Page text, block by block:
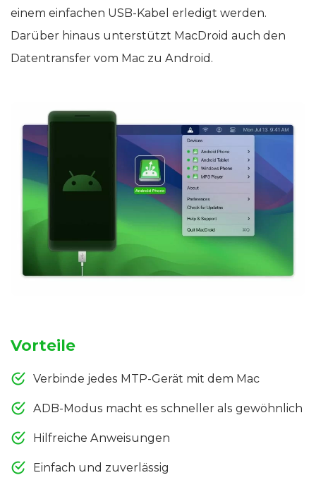
einem einfachen USB-Kabel erledigt werden.
Darüber hinaus unterstützt MacDroid auch den
Datentransfer vom Mac zu Android.
Vorteile
Verbinde jedes MTP-Gerät mit dem Mac
ADB-Modus macht es schneller als gewöhnlich
Hilfreiche Anweisungen
Einfach und zuverlässig